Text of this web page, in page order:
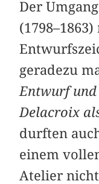
Der
geradezu
Entwurf und
Delacroix
durften
einem
Atelier